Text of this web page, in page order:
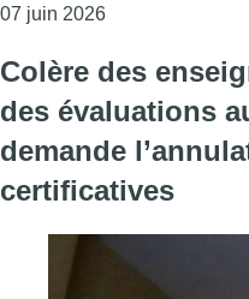
07 juin 2026Consulter
Colère des
des évaluations
demande
certificatives